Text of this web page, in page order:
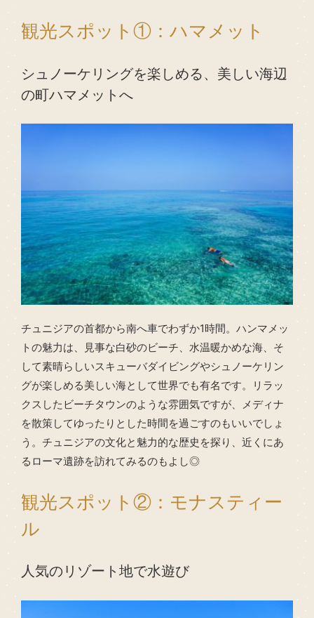
観光スポット①：ハマメット
シュノーケリングを楽しめる、美しい海辺
の町ハマメットへ
チュニジアの首都から南へ車でわずか1時間。ハンマメッ
トの魅力は、見事な白砂のビーチ、水温暖かめな海、そ
して素晴らしいスキューバダイビングやシュノーケリン
グが楽しめる美しい海として世界でも有名です。リラッ
クスしたビーチタウンのような雰囲気ですが、メディナ
を散策してゆったりとした時間を過ごすのもいいでしょ
う。チュニジアの文化と魅力的な歴史を探り、近くにあ
るローマ遺跡を訪れてみるのもよし◎
観光スポット②：モナスティー
ル
人気のリゾート地で水遊び